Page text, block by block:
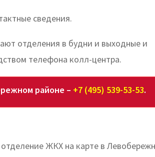
сведения.
отделения в будни и выходные и
телефона колл-центра.
районе – +7 (495) 539-53-53.
ЖКХ на карте в